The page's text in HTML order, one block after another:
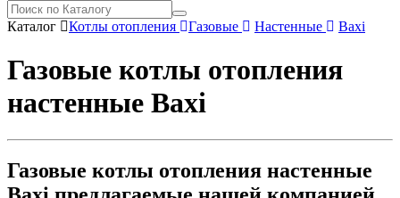
Каталог Котлы отопления Газовые Настенные Baxi
Газовые котлы отопления
настенные Baxi
Газовые котлы отопления настенные